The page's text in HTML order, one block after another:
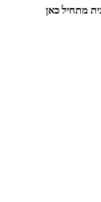
מתחיל כאן